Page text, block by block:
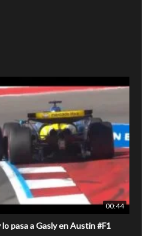
00:44
pasa a Gasly en Austin #F1